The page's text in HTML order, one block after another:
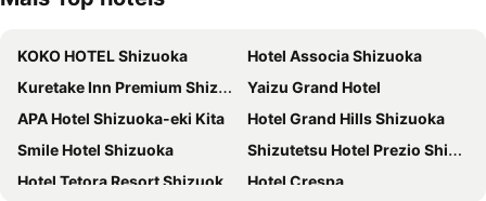
KOKO HOTEL Shizuoka
Hotel Associa Shizuoka
Kuretake Inn Premium Shizuoka Ekimae
Yaizu Grand Hotel
APA Hotel Shizuoka-eki Kita
Hotel Grand Hills Shizuoka
Smile Hotel Shizuoka
Shizutetsu Hotel Prezio Shizuoka Ekinan
Hotel Tetora Resort Shizuoka Yaizu
Hotel Crespa